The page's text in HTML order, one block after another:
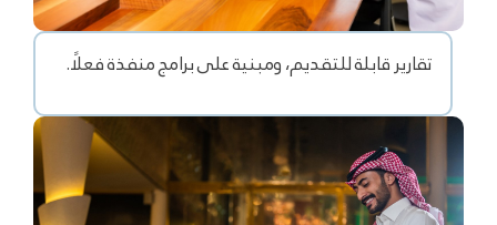
تقارير قابلة للتقديم، ومبنية على برامج منفذة فعلًا.